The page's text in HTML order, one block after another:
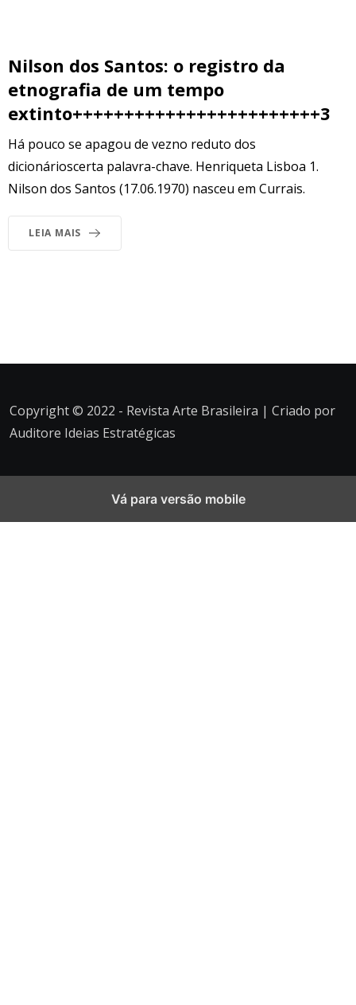
Nilson dos Santos: o registro da
etnografia de um tempo
extinto++++++++++++++++++++++++3
Há pouco se apagou de vezno reduto dos
dicionárioscerta palavra-chave. Henriqueta Lisboa 1.
Nilson dos Santos (17.06.1970) nasceu em Currais.
LEIA MAIS
Copyright © 2022 - Revista Arte Brasileira | Criado por
Auditore Ideias Estratégicas
Vá para versão mobile